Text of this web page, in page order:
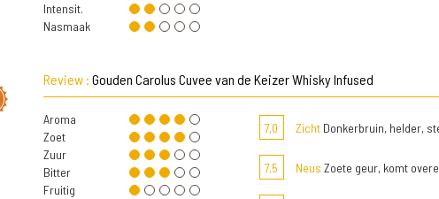
Intensit.
Nasmaak
Review : Gouden Carolus Cuvee van de Keizer Whisky Infused
Aroma
Zoet
Zuur
Bitter
Fruitig
7,0 ZichtDonkerbruin, helder,
7,5 Neus Zoete geur, komt